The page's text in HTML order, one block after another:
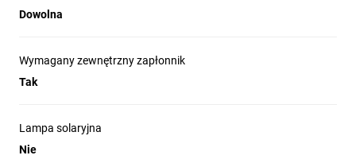
Dowolna
Wymagany zewnętrzny zapłonnik
Tak
Lampa solaryjna
Nie